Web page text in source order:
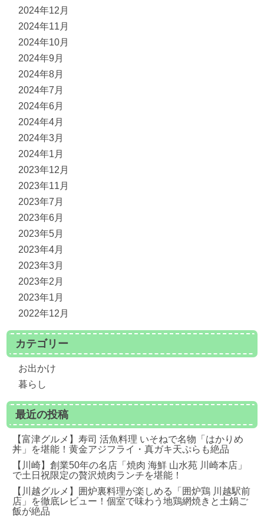
2024年12月
2024年11月
2024年10月
2024年9月
2024年8月
2024年7月
2024年6月
2024年4月
2024年3月
2024年1月
2023年12月
2023年11月
2023年7月
2023年6月
2023年5月
2023年4月
2023年3月
2023年2月
2023年1月
2022年12月
カテゴリー
お出かけ
暮らし
最近の投稿
【富津グルメ】寿司 活魚料理 いそねで名物「はかりめ
丼」を堪能！黄金アジフライ・真ガキ天ぷらも絶品
【川崎】創業50年の名店「焼肉 海鮮 山水苑 川崎本店」
で土日祝限定の贅沢焼肉ランチを堪能！
【川越グルメ】囲炉裏料理が楽しめる「囲炉鶏 川越駅前
店」を徹底レビュー！個室で味わう地鶏網焼きと土鍋ご
飯が絶品